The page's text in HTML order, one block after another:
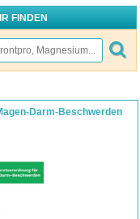
FINDEN
Darm-Beschwerden